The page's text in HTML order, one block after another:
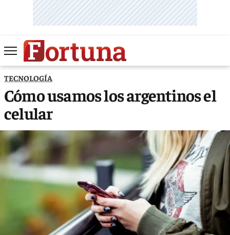
TECNOLOGÍA
Cómo usamos los argentinos el
celular